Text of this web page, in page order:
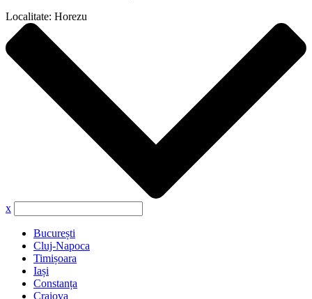
Localitate: Horezu
x
București
Cluj-Napoca
Timișoara
Iași
Constanța
Craiova